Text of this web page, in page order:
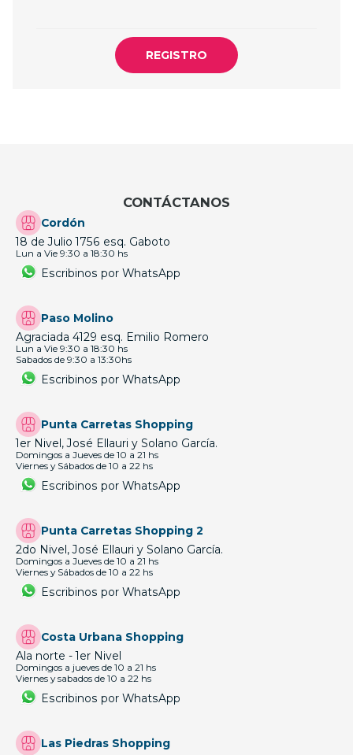
CONTÁCTANOS
Cordón
18 de Julio 1756 esq. Gaboto
Lun a Vie 9:30 a 18:30 hs
Escribinos por WhatsApp
Paso Molino
Agraciada 4129 esq. Emilio Romero
Lun a Vie 9:30 a 18:30 hs
Sabados de 9:30 a 13:30hs
Escribinos por WhatsApp
Punta Carretas Shopping
1er Nivel, José Ellauri y Solano García.
Domingos a Jueves de 10 a 21 hs
Viernes y Sábados de 10 a 22 hs
Escribinos por WhatsApp
Punta Carretas Shopping 2
2do Nivel, José Ellauri y Solano García.
Domingos a Jueves de 10 a 21 hs
Viernes y Sábados de 10 a 22 hs
Escribinos por WhatsApp
Costa Urbana Shopping
Ala norte - 1er Nivel
Domingos a jueves de 10 a 21 hs
Viernes y sabados de 10 a 22 hs
Escribinos por WhatsApp
Las Piedras Shopping